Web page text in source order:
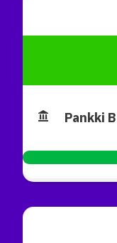
Pankki B